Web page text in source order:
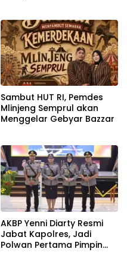
Sambut HUT RI, Pemdes
Mlinjeng Semprul akan
Menggelar Gebyar Bazzar
AKBP Yenni Diarty Resmi
Jabat Kapolres, Jadi
Polwan Pertama Pimpin